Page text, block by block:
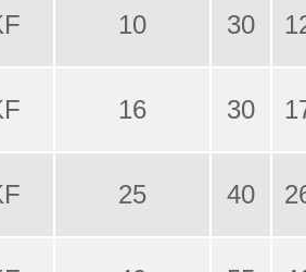
10 30
16 30
25 40